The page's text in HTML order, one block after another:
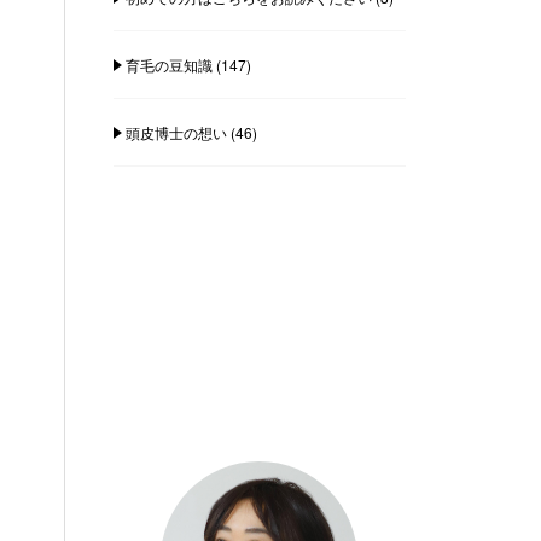
育毛の豆知識(147)
頭皮博士の想い(46)